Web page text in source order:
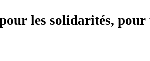
les solidarités,